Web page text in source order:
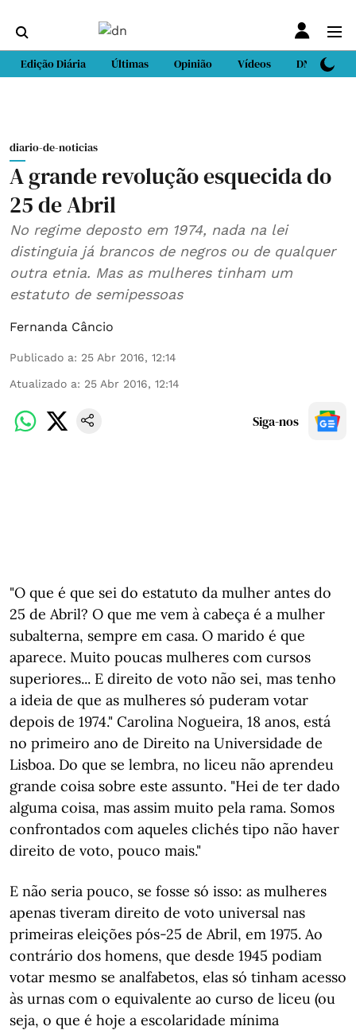
Edição Diária Últimas Opinião Vídeos DN Sport
diario-de-noticias
A grande revolução esquecida do
25 de Abril
No regime deposto em 1974, nada na lei
distinguia já brancos de negros ou de qualquer
outra etnia. Mas as mulheres tinham um
estatuto de semipessoas
Fernanda Câncio
Publicado a: 25 Abr 2016, 12:14
Atualizado a: 25 Abr 2016, 12:14
Siga-nos
"O que é que sei do estatuto da mulher antes do
25 de Abril? O que me vem à cabeça é a mulher
subalterna, sempre em casa. O marido é que
aparece. Muito poucas mulheres com cursos
superiores... E direito de voto não sei, mas tenho
a ideia de que as mulheres só puderam votar
depois de 1974." Carolina Nogueira, 18 anos, está
no primeiro ano de Direito na Universidade de
Lisboa. Do que se lembra, no liceu não aprendeu
grande coisa sobre este assunto. "Hei de ter dado
alguma coisa, mas assim muito pela rama. Somos
confrontados com aqueles clichés tipo não haver
direito de voto, pouco mais."
E não seria pouco, se fosse só isso: as mulheres
apenas tiveram direito de voto universal nas
primeiras eleições pós-25 de Abril, em 1975. Ao
contrário dos homens, que desde 1945 podiam
votar mesmo se analfabetos, elas só tinham acesso
às urnas com o equivalente ao curso de liceu (ou
seja, o que é hoje a escolaridade mínima